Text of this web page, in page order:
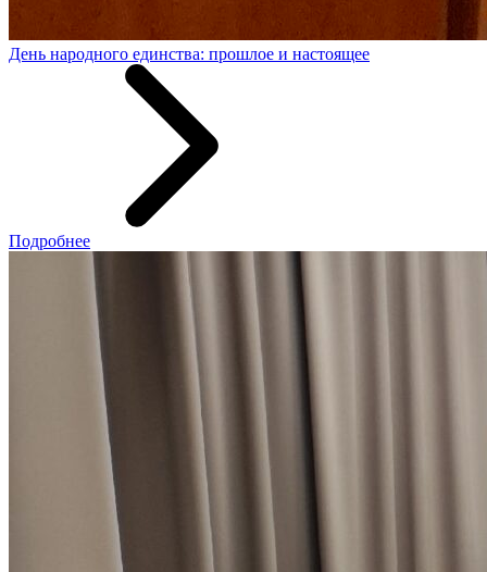
День народного единства: прошлое и настоящее
Подробнее